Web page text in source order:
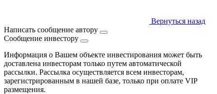
Вернуться назад
Написать сообщение автору
Сообщение инвестору
Информация о Вашем объекте инвестирования может быть
доставлена инвесторам только путем автоматической
рассылки. Рассылка осуществляется всем инвесторам,
зарегистрированным в нашей базе, только при оплате VIP
размещения.